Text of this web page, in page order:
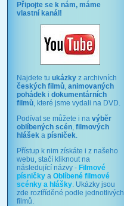
Připojte se k nám, máme
vlastní kanál!
Najdete tu ukázky z archivních
českých filmů, animovaných
pohádek i dokumentárních
filmů, které jsme vydali na DVD.
Podívat se můžete i na výběr
oblíbených scén, filmových
hlášek a písniček.
Přístup k nim získáte i z našeho
webu, stačí kliknout na
následující názvy - Filmové
písničky a Oblíbené filmové
scénky a hlášky. Ukázky jsou
zde roztříděné podle jednotlivých
filmů.